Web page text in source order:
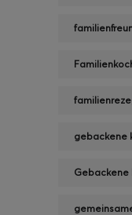
gebackene
Gebackene